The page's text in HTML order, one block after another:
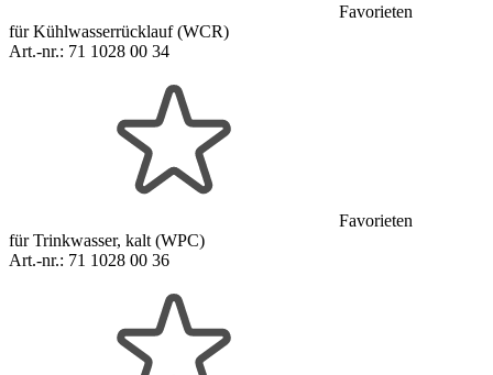
Favorieten
für Kühlwasserrücklauf (WCR)
Art.-nr.: 71 1028 00 34
Favorieten
für Trinkwasser, kalt (WPC)
Art.-nr.: 71 1028 00 36